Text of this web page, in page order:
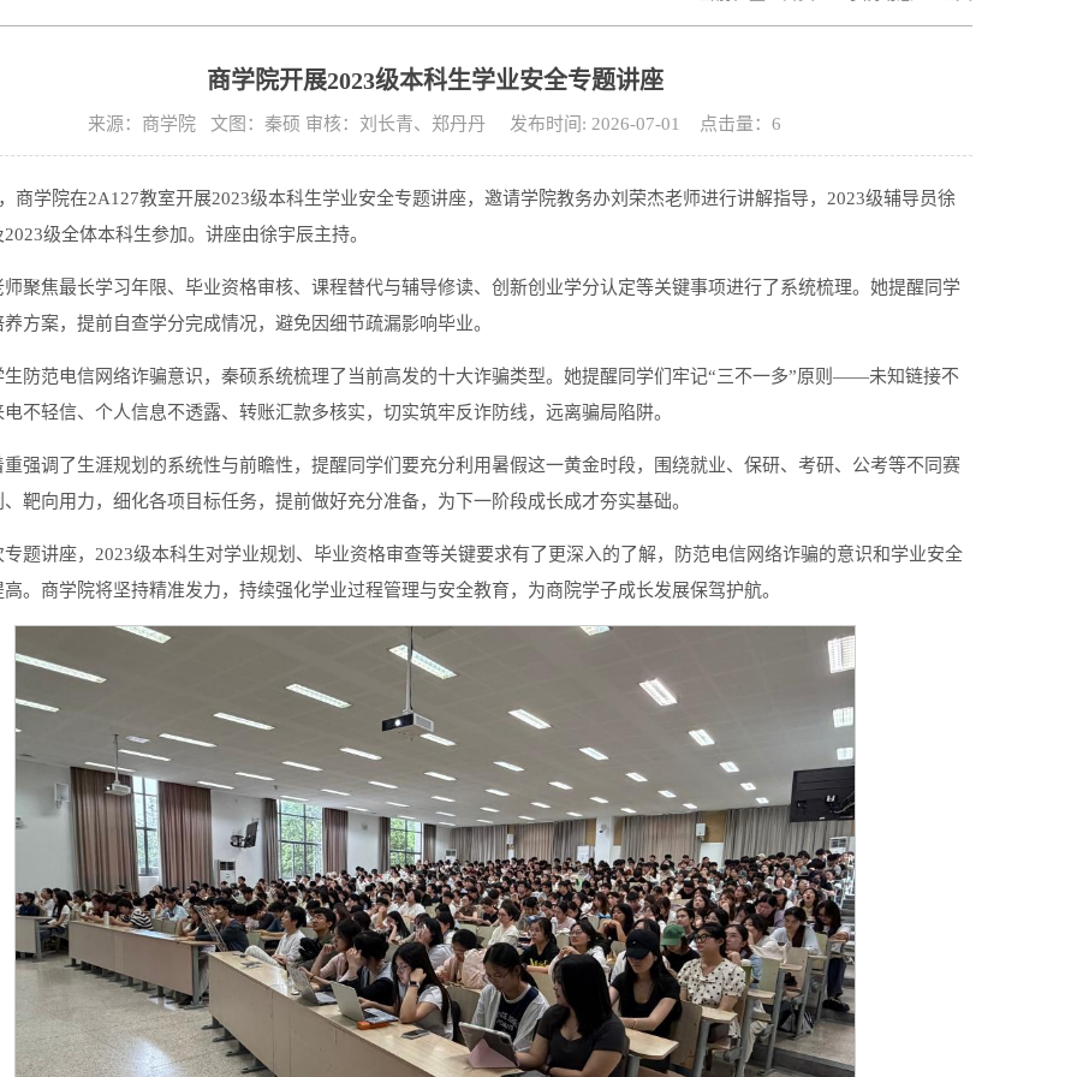
商学院开展2023级本科生学业安全专题讲座
来源：商学院 文图：秦硕 审核：刘长青、郑丹丹 发布时间: 2026-07-01 点击量： 6
商学院在2A127教室开展2023级本科生学业安全专题讲座，邀请学院教务办刘荣杰老师进行讲解指导，2023级辅导员徐
级全体本科生参加。讲座由徐宇辰主持。
师聚焦最长学习年限、毕业资格审核、课程替代与辅导修读、创新创业学分认定等关键事项进行了系统梳理。她提醒同学
方案，提前自查学分完成情况，避免因细节疏漏影响毕业。
生防范电信网络诈骗意识，秦硕系统梳理了当前高发的十大诈骗类型。她提醒同学们牢记“三不一多”原则——未知链接不
电不轻信、个人信息不透露、转账汇款多核实，切实筑牢反诈防线，远离骗局陷阱。
重强调了生涯规划的系统性与前瞻性，提醒同学们要充分利用暑假这一黄金时段，围绕就业、保研、考研、公考等不同赛
靶向用力，细化各项目标任务，提前做好充分准备，为下一阶段成长成才夯实基础。
专题讲座，2023级本科生对学业规划、毕业资格审查等关键要求有了更深入的了解，防范电信网络诈骗的意识和学业安全
。商学院将坚持精准发力，持续强化学业过程管理与安全教育，为商院学子成长发展保驾护航。